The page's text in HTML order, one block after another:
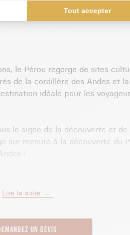
le Pérou regorge de sites
de la cordillère des Andes et
idéale pour les
le signe de la découverte et
sur mesure à la découverte du
!
?
Lire la suite
un devis